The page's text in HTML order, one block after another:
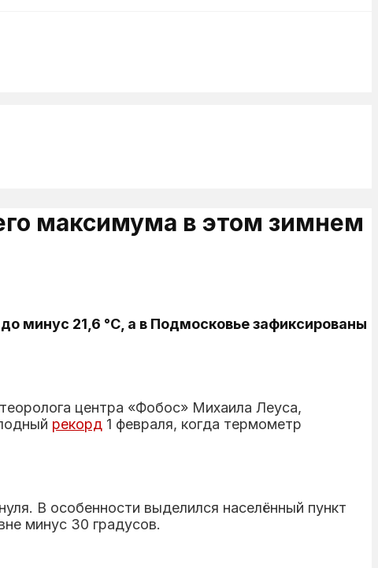
максимума в этом зимнем
минус 21,6 °C, а в Подмосковье зафиксированы
центра «Фобос» Михаила Леуса,
рекорд 1 февраля, когда термометр
В особенности выделился населённый пункт
минус 30 градусов.